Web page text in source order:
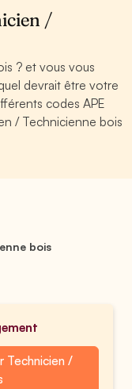
/
? et vous vous
devrait être votre
codes APE
/ Technicienne bois
bois
Technicien /